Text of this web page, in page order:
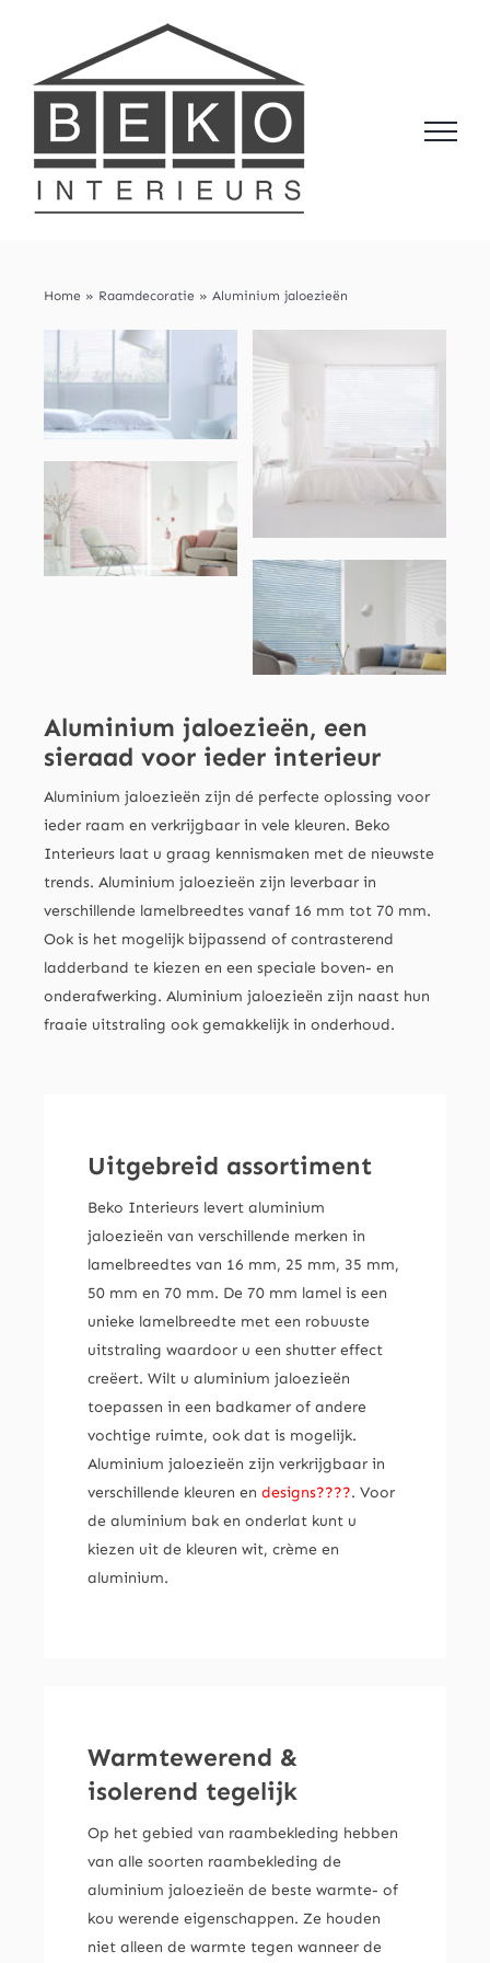
Home » Raamdecoratie » Aluminium jaloezieën
Aluminium jaloezieën, een
sieraad voor ieder interieur
Aluminium jaloezieën zijn dé perfecte oplossing voor
ieder raam en verkrijgbaar in vele kleuren. Beko
Interieurs laat u graag kennismaken met de nieuwste
trends. Aluminium jaloezieën zijn leverbaar in
verschillende lamelbreedtes vanaf 16 mm tot 70 mm.
Ook is het mogelijk bijpassend of contrasterend
ladderband te kiezen en een speciale boven- en
onderafwerking. Aluminium jaloezieën zijn naast hun
fraaie uitstraling ook gemakkelijk in onderhoud.
Uitgebreid assortiment
Beko Interieurs levert aluminium
jaloezieën van verschillende merken in
lamelbreedtes van 16 mm, 25 mm, 35 mm,
50 mm en 70 mm. De 70 mm lamel is een
unieke lamelbreedte met een robuuste
uitstraling waardoor u een shutter effect
creëert. Wilt u aluminium jaloezieën
toepassen in een badkamer of andere
vochtige ruimte, ook dat is mogelijk.
Aluminium jaloezieën zijn verkrijgbaar in
verschillende kleuren en designs????. Voor
de aluminium bak en onderlat kunt u
kiezen uit de kleuren wit, crème en
aluminium.
Warmtewerend &
isolerend tegelijk
Op het gebied van raambekleding hebben
van alle soorten raambekleding de
aluminium jaloezieën de beste warmte- of
kou werende eigenschappen. Ze houden
niet alleen de warmte tegen wanneer de